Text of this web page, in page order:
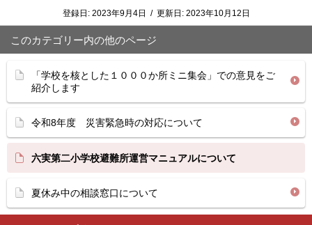
登録日: 2023年9月4日 / 更新日: 2023年10月12日
このカテゴリー内の他のページ
「学校を核とした１０００か所ミニ集会」での意見をご
紹介します
令和8年度 災害緊急時の対応について
六実第二小学校避難所運営マニュアルについて
夏休み中の相談窓口について